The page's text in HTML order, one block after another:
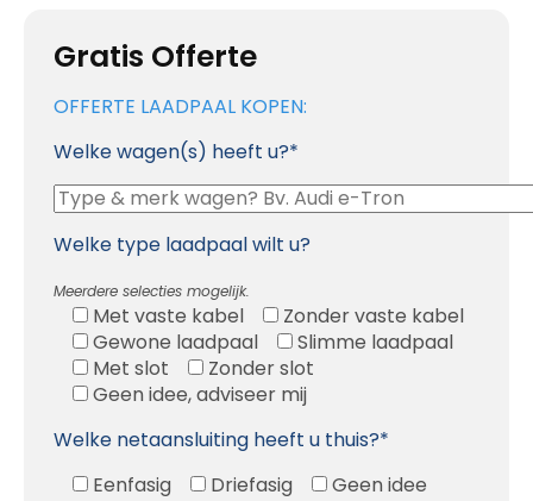
Gratis Offerte
OFFERTE LAADPAAL KOPEN:
Welke wagen(s) heeft u?*
Welke type laadpaal wilt u?
Meerdere selecties mogelijk.
Met vaste kabel
Zonder vaste kabel
Gewone laadpaal
Slimme laadpaal
Met slot
Zonder slot
Geen idee, adviseer mij
Welke netaansluiting heeft u thuis?*
Eenfasig
Driefasig
Geen idee